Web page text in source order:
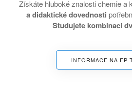
Získáte hluboké znalosti chemie a
a didaktické dovednosti
Studujete kombinaci
INFORMACE NA FP